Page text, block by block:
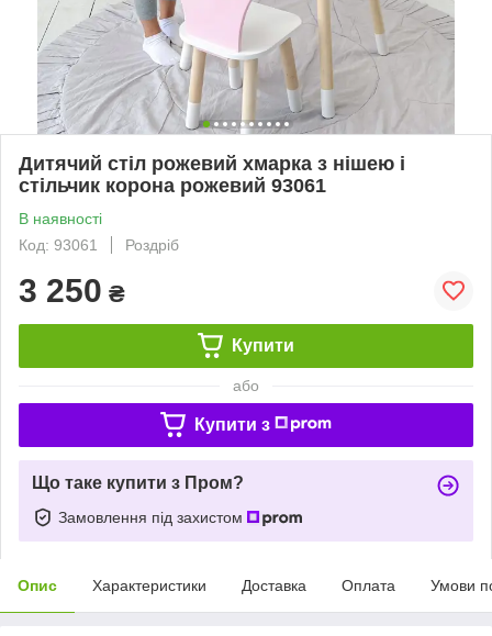
Дитячий стіл рожевий хмарка з нішею і
стільчик корона рожевий 93061
В наявності
Код: 93061
Роздріб
3 250 ₴
Купити
або
Купити з
Що таке купити з Пром?
Замовлення під захистом
Опис Характеристики Доставка Оплата Умови